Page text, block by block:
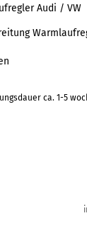
Audi / VW
ca. 1-5